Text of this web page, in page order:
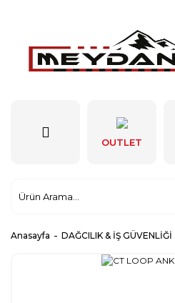
OUTLET
Anasayfa DAĞCILIK & İŞ GÜVENLİĞİ